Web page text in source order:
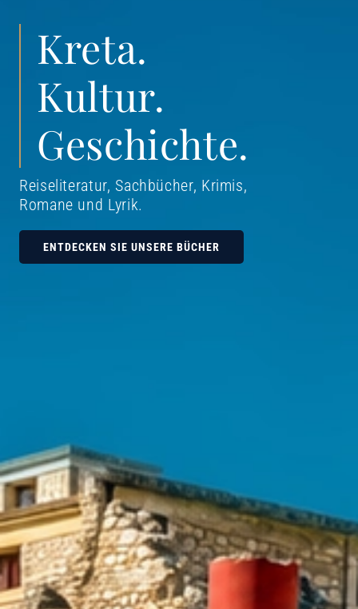
Kreta.
Kultur.
Geschichte.
Reiseliteratur, Sachbücher, Krimis,
Romane und Lyrik.
ENTDECKEN SIE UNSERE BÜCHER